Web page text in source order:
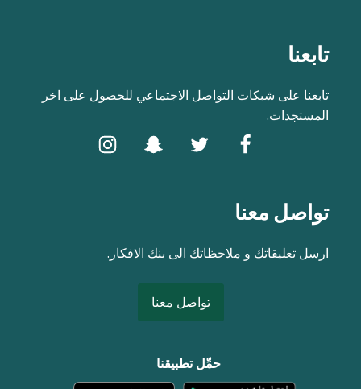
تابعنا
تابعنا على شبكات التواصل الاجتماعي للحصول على اخر
المستجدات.
تواصل معنا
ارسل تعليقاتك و ملاحظاتك الى بنك الافكار.
تواصل معنا
حمِّل تطبيقنا